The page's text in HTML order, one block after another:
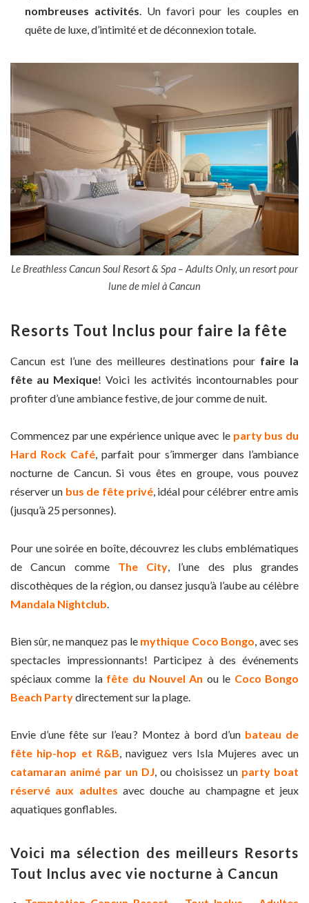
nombreuses activités. Un favori pour les couples en
quête de luxe, d’intimité et de déconnexion totale.
Le Breathless Cancun Soul Resort & Spa – Adults Only, un resort pour
lune de miel à Cancun
Resorts Tout Inclus pour faire la fête
Cancun est l’une des meilleures destinations pour faire la
fête au Mexique! Voici les activités incontournables pour
profiter d’une ambiance festive, de jour comme de nuit.
Commencez par une expérience unique avec le party bus du
Hard Rock Café, parfait pour s’immerger dans l’ambiance
nocturne de Cancun. Si vous êtes en groupe, vous pouvez
réserver un bus de fête privé, idéal pour célébrer entre amis
(jusqu’à 25 personnes).
Pour une soirée en boîte, découvrez les clubs emblématiques
de Cancun comme The City , l’une des plus grandes
discothèques de la région, ou dansez jusqu’à l’aube au célèbre
Mandala Nightclub
Bien sûr, ne manquez pas le mythique Coco Bongo, avec ses
spectacles impressionnants! Participez à des événements
spéciaux comme la fête du Nouvel An ou le Coco Bongo
Beach Partydirectement sur la plage.
Envie d’une fête sur l’eau ? Montez à bord d’un bateau de
fête hip-hop et R&B, naviguez vers Isla Mujeres avec un
catamaran animé par un DJ, ou choisissez un party boat
réservé aux adultes avec douche au champagne et jeux
aquatiques gonflables.
Voici ma sélection des meilleurs Resorts
Tout Inclus avec vie nocturne à Cancun